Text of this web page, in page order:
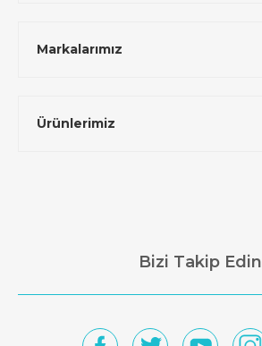
Markalarımız
Ürünlerimiz
Bizi Takip Edin